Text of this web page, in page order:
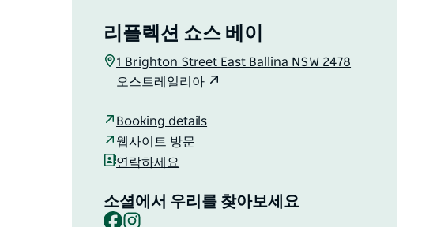
리플렉션 쇼스 베이
1 Brighton Street East Ballina NSW 2478
오스트레일리아
Booking details
웹사이트 방문
연락하세요
소셜에서 우리를 찾아보세요
Facebook